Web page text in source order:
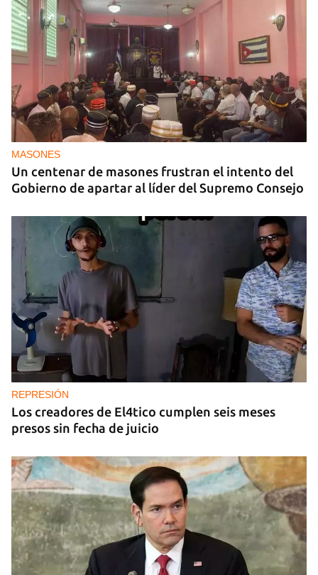
MASONES
Un centenar de masones frustran el intento del
Gobierno de apartar al líder del Supremo Consejo
REPRESIÓN
Los creadores de El4tico cumplen seis meses
presos sin fecha de juicio